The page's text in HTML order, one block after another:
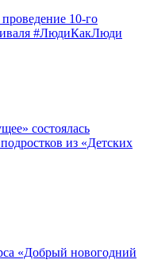
10-го
#ЛюдиКакЛюди
состоялась
из «Детских
«Добрый новогодний